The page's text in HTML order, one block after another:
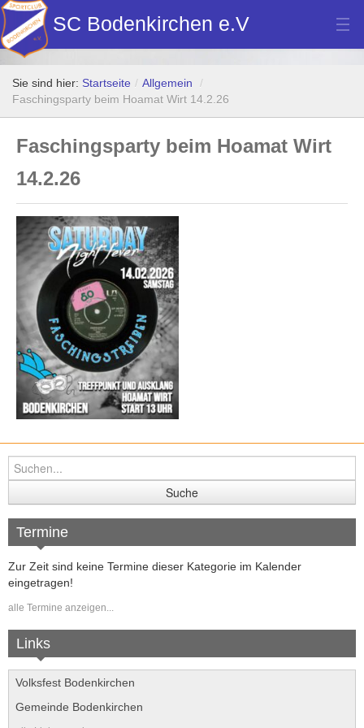
SC Bodenkirchen e.V
Hauptverein
Fußball
Dart
Bilder Neubau Vereinsheim
Vereinsheim Hoamat Wirt
Datenschutz
Folge uns auf Instagram
Kursangebote
Sie sind hier: Startseite / Allgemein
/
Faschingsparty beim Hoamat Wirt 14.2.26
Faschingsparty beim Hoamat Wirt
14.2.26
Termine
Zur Zeit sind keine Termine dieser Kategorie im Kalender
eingetragen!
alle Termine anzeigen...
Links
Volksfest Bodenkirchen
Gemeinde Bodenkirchen